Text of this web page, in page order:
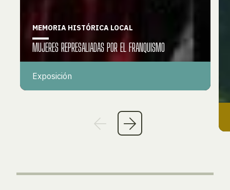
MEMORIA HISTÓRICA LOCAL
MUJERES REPRESALIADAS POR EL FRANQUISMO
Exposición